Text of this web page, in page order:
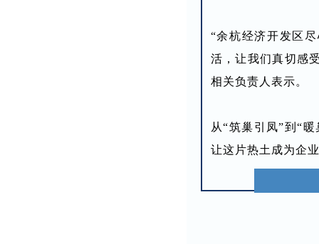
“余杭经济开发区
活，让我们真切感
相关负责人表示。
从“筑巢引凤”到“
让这片热土成为企